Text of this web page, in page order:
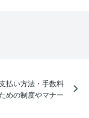
払い方法・手数料
めの制度やマナー